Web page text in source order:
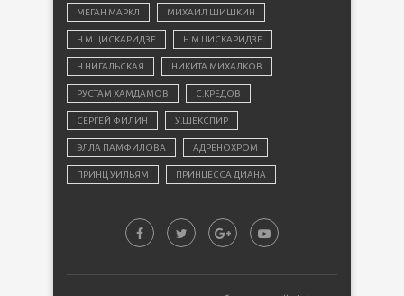
МЕГАН МАРКЛ МИХАИЛ ШИШКИН
Н.М.ЦИСКАРИДЗЕ Н.М.ЦИСКАРИДЗЕ
Н.НИГАЛЬСКАЯ НИКИТА МИХАЛКОВ
РУСТАМ ХАМДАМОВ С.КРЕДОВ
СЕРГЕЙ ФИЛИН У.ШЕКСПИР
ЭЛЛА ПАМФИЛОВА АДРЕНОХРОМ
ПРИНЦ УИЛЬЯМ ПРИНЦЕССА ДИАНА